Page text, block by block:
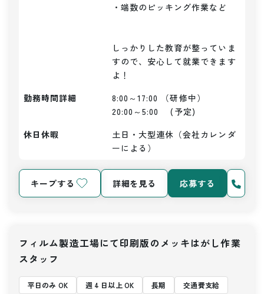
・端数のピッキング作業など
しっかりした教育が整っていま
すので、安心して就業できます
よ！
勤務時間詳細
8:00～17:00 （研修中）
20:00～5:00　 (予定)
休日休暇
土日・大型連休（会社カレンダ
ーによる）
キープする 詳細を見る 応募する
フィルム製造工場にて印刷版のメッキはがし作業
スタッフ
平日のみ OK 週 4 日以上 OK 長期 交通費支給